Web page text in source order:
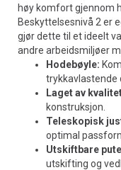
høy komfort gjennom
Beskyttelsesnivå 2 er
gjør dette til et ideelt
andre arbeidsmiljøer
Hodebøyle:
trykkavlastende
Laget av
konstruksjon.
Teleskopisk
optimal
Utskiftbare
utskifting og